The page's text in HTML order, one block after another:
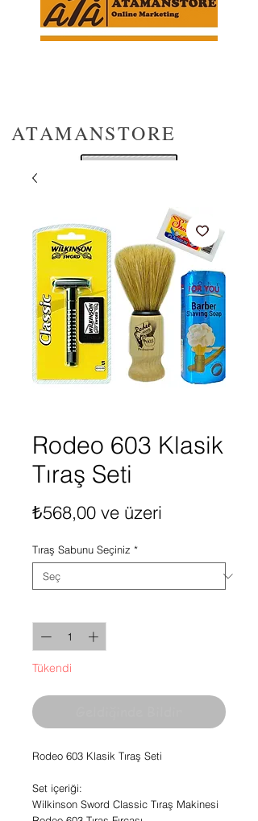
ATAMANSTORE
Rodeo 603 Klasik
Tıraş Seti
₺568,00 ve üzeri
Tıraş Sabunu Seçiniz *
Tükendi
Rodeo 603 Klasik Tıraş Seti
Set içeriği:
Wilkinson Sword Classic Tıraş Makinesi